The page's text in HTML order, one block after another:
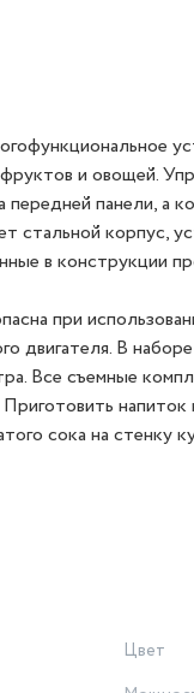
и овощей.
панели, а
корпус,
в конструкции
при
В
Все съемные
сока на стенку
Цвет